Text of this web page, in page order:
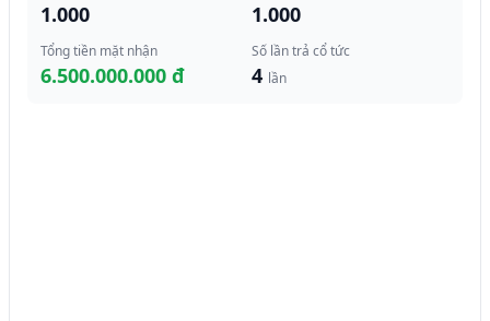
1.000 1.000
Tổng tiền mặt nhận
6.500.000.000 đ
Số lần trả cổ tức
4 lần